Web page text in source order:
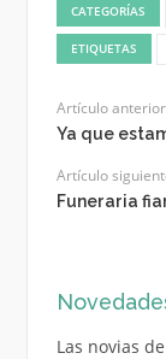
CATEGORÍAS
ETIQUETAS
Artículo anterior
Ya que
Artículo
Funeraria
Las novias